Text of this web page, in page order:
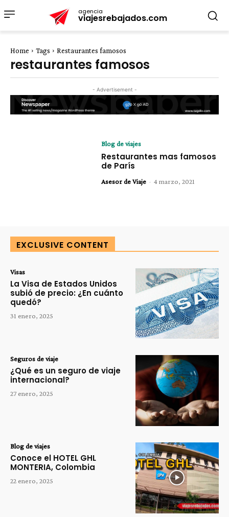
agencia
viajesrebajados.com
Home Tags Restaurantes famosos
restaurantes famosos
- Advertisement -
Blog de viajes
Restaurantes mas famosos
de París
Asesor de Viaje - 4 marzo, 2021
EXCLUSIVE CONTENT
Visas
La Visa de Estados Unidos
subió de precio: ¿En cuánto
quedó?
31 enero, 2025
Seguros de viaje
¿Qué es un seguro de viaje
internacional?
27 enero, 2025
Blog de viajes
Conoce el HOTEL GHL
MONTERIA, Colombia
22 enero, 2025